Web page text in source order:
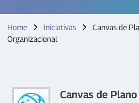
Home Iniciativas
Canvas de
Organizacional
Canvas de